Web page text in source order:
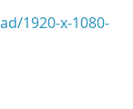
1920-x-1080-